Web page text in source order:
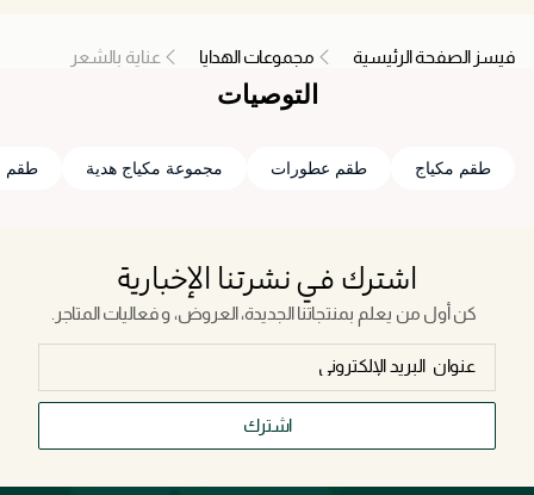
فيسز الصفحة الرئيسية مجموعات الهدايا عناية بالشعر
التوصيات
طقم مكياج طقم عطورات مجموعة مكياج هدية طقم
اشترك في نشرتنا الإخبارية
كن أول من يعلم بمنتجاتنا الجديدة، العروض، و فعاليات المتاجر.
اشترك